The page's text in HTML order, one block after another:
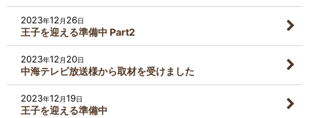
2023年12 月 26日
王子を迎える準備中 Part2
2023年12 月 20日
中海テレビ放送様から取材を受けました
2023年12 月19日
王子を迎える準備中